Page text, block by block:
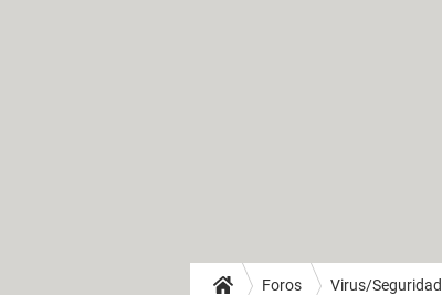
Foros Virus/Seguridad